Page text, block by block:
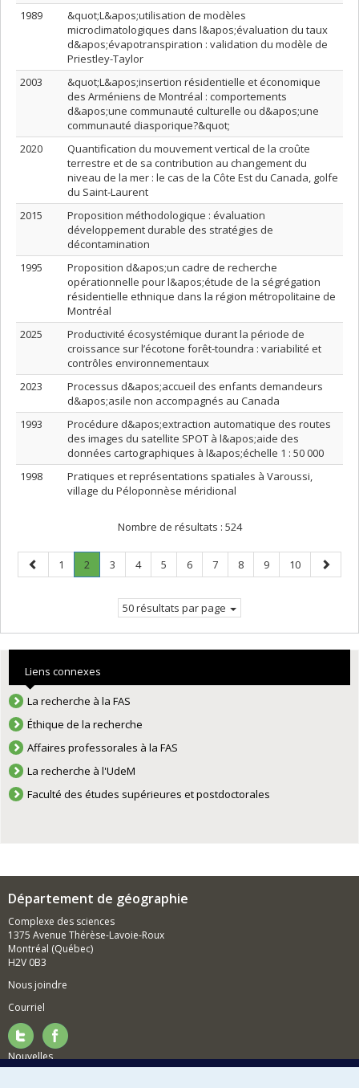
1989
&quot;L&apos;utilisation de modèles
microclimatologiques dans l&apos;évaluation du taux
d&apos;évapotranspiration : validation du modèle de
Priestley-Taylor
2003
&quot;L&apos;insertion résidentielle et économique
des Arméniens de Montréal : comportements
d&apos;une communauté culturelle ou d&apos;une
communauté diasporique?&quot;
2020
Quantification du mouvement vertical de la croûte
terrestre et de sa contribution au changement du
niveau de la mer : le cas de la Côte Est du Canada, golfe
du Saint-Laurent
2015
Proposition méthodologique : évaluation
développement durable des stratégies de
décontamination
1995
Proposition d&apos;un cadre de recherche
opérationnelle pour l&apos;étude de la ségrégation
résidentielle ethnique dans la région métropolitaine de
Montréal
2025
Productivité écosystémique durant la période de
croissance sur l’écotone forêt-toundra : variabilité et
contrôles environnementaux
2023
Processus d&apos;accueil des enfants demandeurs
d&apos;asile non accompagnés au Canada
1993
Procédure d&apos;extraction automatique des routes
des images du satellite SPOT à l&apos;aide des
données cartographiques à l&apos;échelle 1 : 50 000
1998
Pratiques et représentations spatiales à Varoussi,
village du Péloponnèse méridional
Nombre de résultats : 524
Page
précédente
Page
1 Page
2
Page
Page
3 Page
4 Page
5 Page
6 Page
7 Page
8 Page
9 Page
10
Page
50 résultats par page
Liens connexes
La recherche à la FAS
Éthique de la recherche
Affaires professorales à la FAS
La recherche à l'UdeM
Faculté des études supérieures et postdoctorales
Département de géographie
Complexe des sciences
1375 Avenue Thérèse-Lavoie-Roux
Montréal (Québec)
H2V 0B3
Nous joindre
Courriel
Nouvelles